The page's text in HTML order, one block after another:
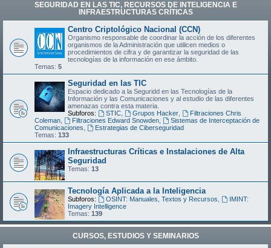
SEGURIDAD EN LAS TIC, RECURSOS DE INTELIGENCIA E
INFRAESTRUCTURAS CRÍTICAS
Centro Criptológico Nacional (CCN)
Organismo responsable de coordinar la acción de los diferentes
organismos de la Administración que utilicen medios o
procedimientos de cifra y de garantizar la seguridad de las
tecnologías de la información en ese ámbito.
Temas: 5
Seguridad en las TIC
Espacio dedicado a la Seguridd en las Tecnologías de la
Información y las Comunicaciones y al estudio de las diferentes
amenazas contra esta materia.
Subforos:
STIC, Grupos Hacker,
Filtraciones Chris
Coleman
Filtraciones Edward Snowden,
Sistemas de Interceptación de
Comunicaciones
Estrategias de Ciberseguridad
Temas: 133
Infraestructuras Críticas e Instalaciones de Alta
Seguridad
Temas: 13
Tecnología Aplicada a la Inteligencia
Subforos: OSINT: Manuales, Textos y Recursos
IMINT:
Imagery Intelligence
Temas: 139
CURSOS, ESTUDIOS Y SEMINARIOS